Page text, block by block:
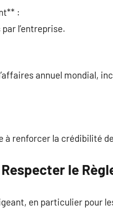
:
l’entreprise.
annuel mondial,
renforcer la crédibilité
le
en particulier pour